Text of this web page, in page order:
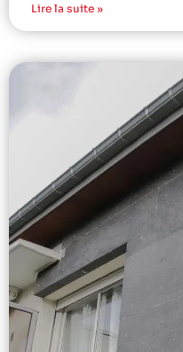
Lire la suite »